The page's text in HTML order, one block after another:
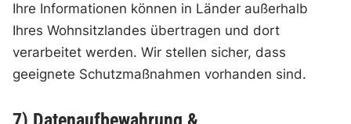
Ihre Informationen können in Länder außerhalb
Ihres Wohnsitzlandes übertragen und dort
verarbeitet werden. Wir stellen sicher, dass
geeignete Schutzmaßnahmen vorhanden sind.